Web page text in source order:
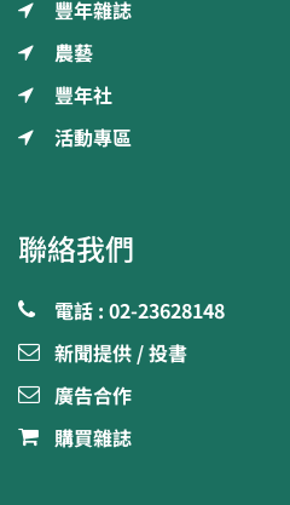
農藝
豐年社
活動專區
聯絡我們
電話 : 02-23628148
新聞提供 / 投書
廣告合作
購買雜誌